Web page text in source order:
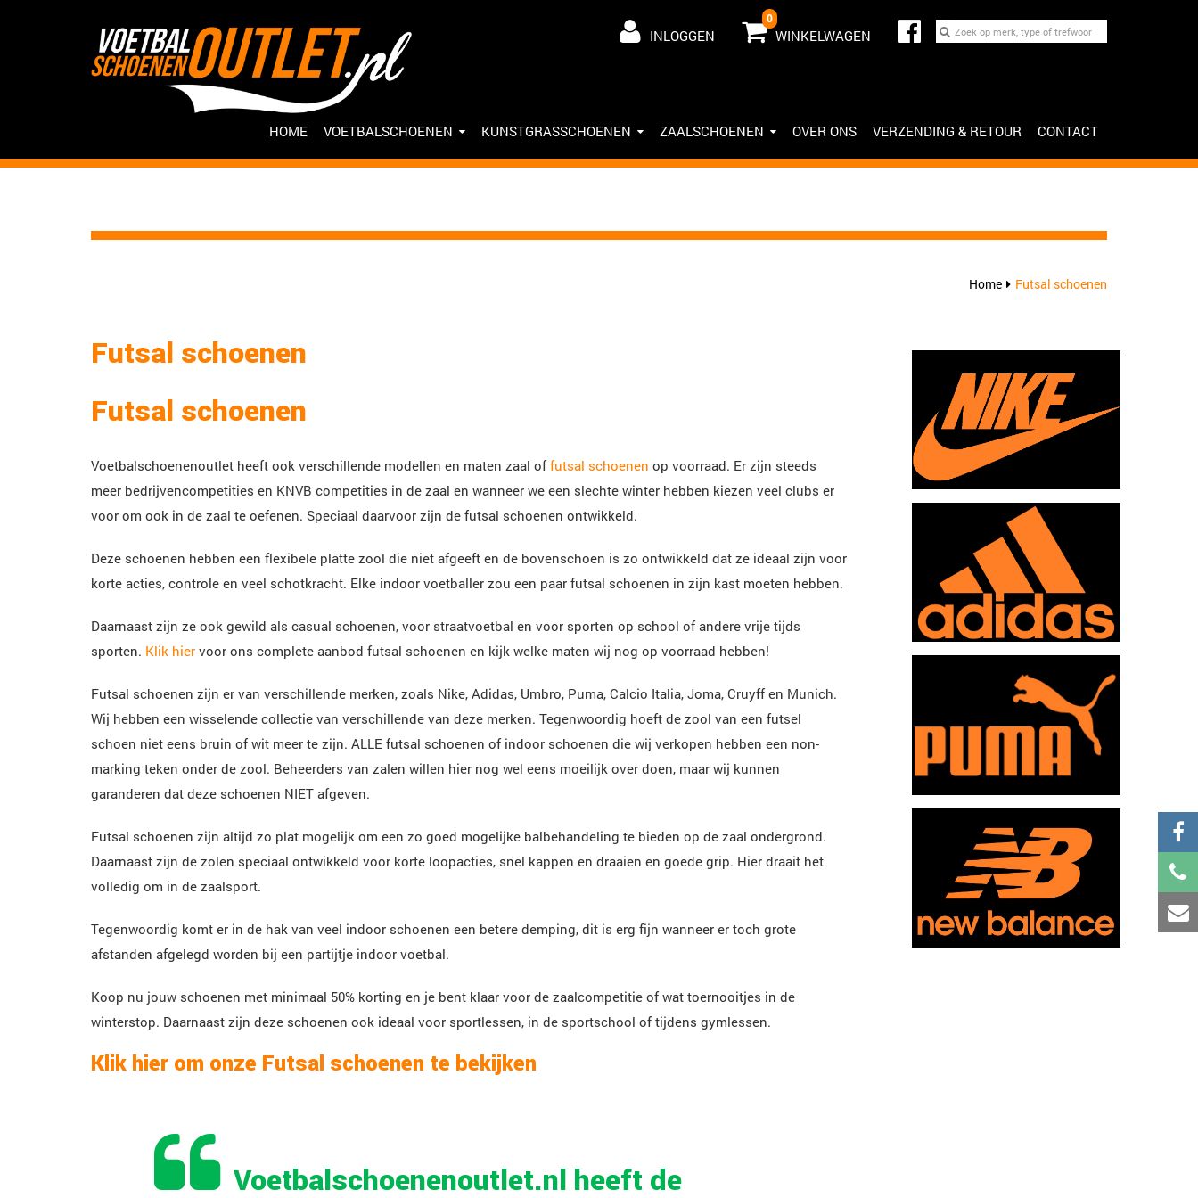
INLOGGEN
0
WINKELWAGEN
HOME VOETBALSCHOENEN KUNSTGRASSCHOENEN ZAALSCHOENEN OVER ONS VERZENDING & RETOUR CONTACT
Home Futsal schoenen
Futsal schoenen
Futsal schoenen
Voetbalschoenenoutlet heeft ook verschillende modellen en maten zaal offutsal schoenen op voorraad. Er zijn steeds
meer bedrijvencompetities en KNVB competities in de zaal en wanneer we een slechte winter hebben kiezen veel clubs er
voor om ook in de zaal te oefenen. Speciaal daarvoor zijn de futsal schoenen ontwikkeld.
Deze schoenen hebben een flexibele platte zool die niet afgeeft en de bovenschoen is zo ontwikkeld dat ze ideaal zijn voor
korte acties, controle en veel schotkracht. Elke indoor voetballer zou een paar futsal schoenen in zijn kast moeten hebben.
Daarnaast zijn ze ook gewild als casual schoenen, voor straatvoetbal en voor sporten op school of andere vrije tijds
sporten. Klik hier voor ons complete aanbod futsal schoenen en kijk welke maten wij nog op voorraad hebben!
Futsal schoenen zijn er van verschillende merken, zoals Nike, Adidas, Umbro, Puma, Calcio Italia, Joma, Cruyff en Munich.
Wij hebben een wisselende collectie van verschillende van deze merken. Tegenwoordig hoeft de zool van een futsel
schoen niet eens bruin of wit meer te zijn. ALLE futsal schoenen of indoor schoenen die wij verkopen hebben een non-
marking teken onder de zool. Beheerders van zalen willen hier nog wel eens moeilijk over doen, maar wij kunnen
garanderen dat deze schoenen NIET afgeven.
Futsal schoenen zijn altijd zo plat mogelijk om een zo goed mogelijke balbehandeling te bieden op de zaal ondergrond.
Daarnaast zijn de zolen speciaal ontwikkeld voor korte loopacties, snel kappen en draaien en goede grip. Hier draait het
volledig om in de zaalsport.
Tegenwoordig komt er in de hak van veel indoor schoenen een betere demping, dit is erg fijn wanneer er toch grote
afstanden afgelegd worden bij een partijtje indoor voetbal.
Koop nu jouw schoenen met minimaal 50% korting en je bent klaar voor de zaalcompetitie of wat toernooitjes in de
winterstop. Daarnaast zijn deze schoenen ook ideaal voor sportlessen, in de sportschool of tijdens gymlessen.
Klik hier om onze Futsal schoenen te bekijken
Voetbalschoenenoutlet.nl heeft de